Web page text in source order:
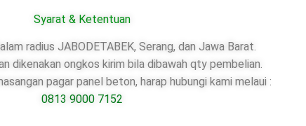
Syarat & Ketentuan
radius JABODETABEK, Serang, dan Jawa Barat.
dikenakan ongkos kirim bila dibawah qty pembelian.
pagar panel beton, harap hubungi kami melaui :
0813 9000 7152